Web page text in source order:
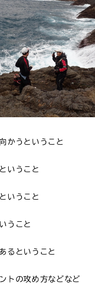
かうということ
いうこと
いうこと
うこと
るということ
トの攻め方などなど